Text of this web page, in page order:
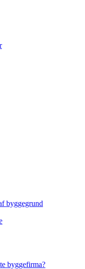
byggegrund
byggefirma?